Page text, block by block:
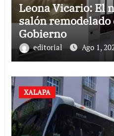
Leona Vicario: El
salón remodelado
Gobierno
editorial Ago 1,
XALAPA